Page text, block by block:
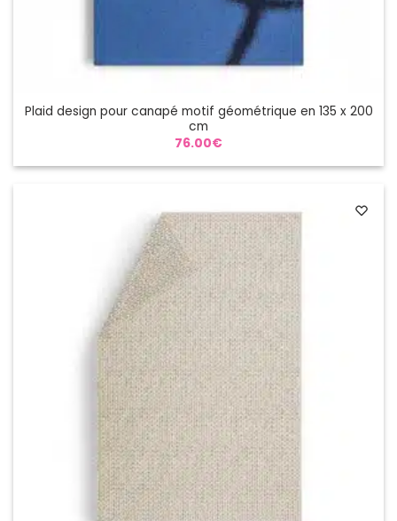
Plaid design pour canapé motif géométrique en 135 x 200
cm
76.00€